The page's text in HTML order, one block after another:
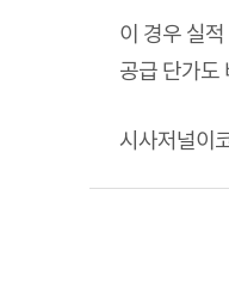
이 경우 실
공급 단가도
시사저널이